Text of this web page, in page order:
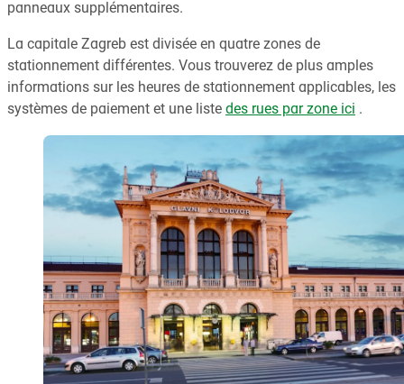
panneaux supplémentaires.
La capitale Zagreb est divisée en quatre zones de
stationnement différentes. Vous trouverez de plus amples
informations sur les heures de stationnement applicables, les
systèmes de paiement et une liste des rues par zone ici .